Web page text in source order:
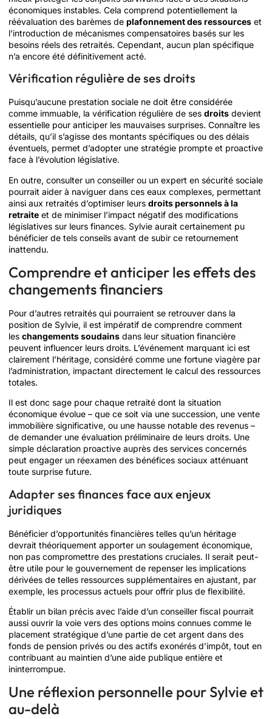
économiques instables. Cela comprend potentiellement la
réévaluation des barèmes de plafonnement des ressources et
l’introduction de mécanismes compensatoires basés sur les
besoins réels des retraités. Cependant, aucun plan spécifique
n’a encore été définitivement acté.
Vérification régulière de ses droits
Puisqu’aucune prestation sociale ne doit être considérée
comme immuable, la vérification régulière de ses droits devient
essentielle pour anticiper les mauvaises surprises. Connaître les
détails, qu’il s’agisse des montants spécifiques ou des délais
éventuels, permet d’adopter une stratégie prompte et proactive
face à l’évolution législative.
En outre, consulter un conseiller ou un expert en sécurité sociale
pourrait aider à naviguer dans ces eaux complexes, permettant
ainsi aux retraités d’optimiser leurs droits personnels à la
retraite et de minimiser l’impact négatif des modifications
législatives sur leurs finances. Sylvie aurait certainement pu
bénéficier de tels conseils avant de subir ce retournement
inattendu.
Comprendre et anticiper les effets des
changements financiers
Pour d’autres retraités qui pourraient se retrouver dans la
position de Sylvie, il est impératif de comprendre comment
les changements soudains dans leur situation financière
peuvent influencer leurs droits. L’événement marquant ici est
clairement l’héritage, considéré comme une fortune viagère par
l’administration, impactant directement le calcul des ressources
totales.
Il est donc sage pour chaque retraité dont la situation
économique évolue – que ce soit via une succession, une vente
immobilière significative, ou une hausse notable des revenus –
de demander une évaluation préliminaire de leurs droits. Une
simple déclaration proactive auprès des services concernés
peut engager un réexamen des bénéfices sociaux atténuant
toute surprise future.
Adapter ses finances face aux enjeux
juridiques
Bénéficier d’opportunités financières telles qu’un héritage
devrait théoriquement apporter un soulagement économique,
non pas compromettre des prestations cruciales. Il serait peut-
être utile pour le gouvernement de repenser les implications
dérivées de telles ressources supplémentaires en ajustant, par
exemple, les processus actuels pour offrir plus de flexibilité.
Établir un bilan précis avec l’aide d’un conseiller fiscal pourrait
aussi ouvrir la voie vers des options moins connues comme le
placement stratégique d’une partie de cet argent dans des
fonds de pension privés ou des actifs exonérés d’impôt, tout en
contribuant au maintien d’une aide publique entière et
ininterrompue.
Une réflexion personnelle pour Sylvie et
au-delà